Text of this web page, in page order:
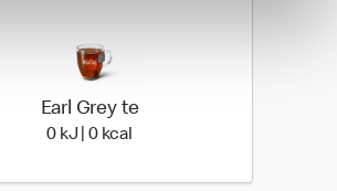
Earl Grey te
0 kJ | 0 kcal